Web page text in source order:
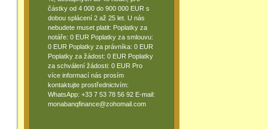
částky od 4 000 do 900 000 EUR s
dobou splácení 2 až 25 let. U nás
nebudete muset platit: Poplatky za
notáře: 0 EUR Poplatky za smlouvu:
0 EUR Poplatky za právníka: 0 EUR
Poplatky za žádost: 0 EUR Poplatky
za schválení žádosti: 0 EUR Pro
více informací nás prosím
kontaktujte prostřednictvím:
WhatsApp: +33 7 53 78 56 92 E-mail:
monabanqfinance@zohomail.com